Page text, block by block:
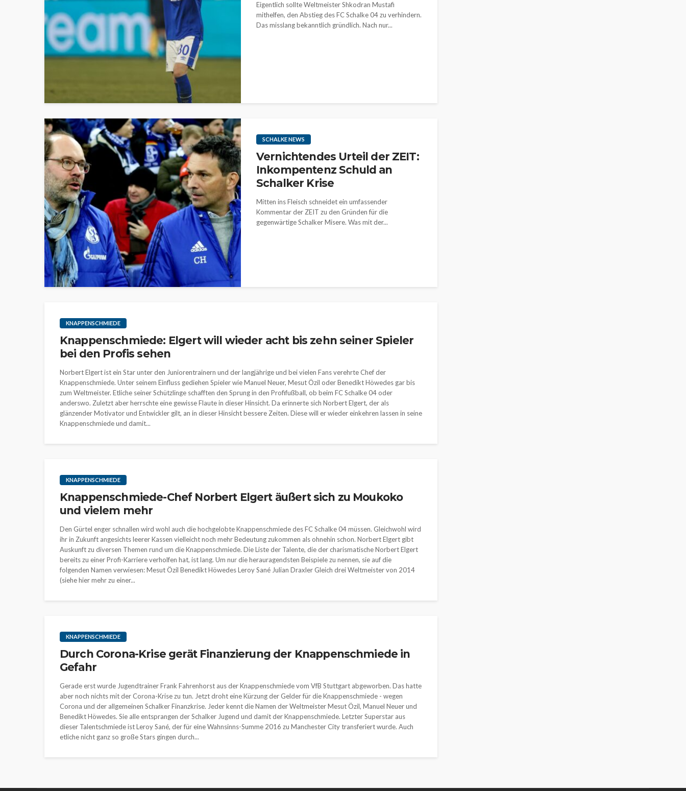
Eigentlich sollte Weltmeister Shkodran Mustafi
mithelfen, den Abstieg des FC Schalke 04 zu verhindern.
Das misslang bekanntlich gründlich. Nach nur...
SCHALKE NEWS
Vernichtendes Urteil der ZEIT:
Inkompentenz Schuld an
Schalker Krise
Mitten ins Fleisch schneidet ein umfassender
Kommentar der ZEIT zu den Gründen für die
gegenwärtige Schalker Misere. Was mit der...
KNAPPENSCHMIEDE
Knappenschmiede: Elgert will wieder acht bis zehn seiner Spieler
bei den Profis sehen
Norbert Elgert ist ein Star unter den Juniorentrainern und der langjährige und bei vielen Fans verehrte Chef der
Knappenschmiede. Unter seinem Einfluss gediehen Spieler wie Manuel Neuer, Mesut Özil oder Benedikt Höwedes gar bis
zum Weltmeister. Etliche seiner Schützlinge schafften den Sprung in den Profifußball, ob beim FC Schalke 04 oder
anderswo. Zuletzt aber herrschte eine gewisse Flaute in dieser Hinsicht. Da erinnerte sich Norbert Elgert, der als
glänzender Motivator und Entwickler gilt, an in dieser Hinsicht bessere Zeiten. Diese will er wieder einkehren lassen in seine
Knappenschmiede und damit...
KNAPPENSCHMIEDE
Knappenschmiede-Chef Norbert Elgert äußert sich zu Moukoko
und vielem mehr
Den Gürtel enger schnallen wird wohl auch die hochgelobte Knappenschmiede des FC Schalke 04 müssen. Gleichwohl wird
ihr in Zukunft angesichts leerer Kassen vielleicht noch mehr Bedeutung zukommen als ohnehin schon. Norbert Elgert gibt
Auskunft zu diversen Themen rund um die Knappenschmiede. Die Liste der Talente, die der charismatische Norbert Elgert
bereits zu einer Profi-Karriere verholfen hat, ist lang. Um nur die herauragendsten Beispiele zu nennen, sie auf die
folgenden Namen verwiesen: Mesut Özil Benedikt Höwedes Leroy Sané Julian Draxler Gleich drei Weltmeister von 2014
(siehe hier mehr zu einer...
KNAPPENSCHMIEDE
Durch Corona-Krise gerät Finanzierung der Knappenschmiede in
Gefahr
Gerade erst wurde Jugendtrainer Frank Fahrenhorst aus der Knappenschmiede vom VfB Stuttgart abgeworben. Das hatte
aber noch nichts mit der Corona-Krise zu tun. Jetzt droht eine Kürzung der Gelder für die Knappenschmiede - wegen
Corona und der allgemeinen Schalker Finanzkrise. Jeder kennt die Namen der Weltmeister Mesut Özil, Manuel Neuer und
Benedikt Höwedes. Sie alle entsprangen der Schalker Jugend und damit der Knappenschmiede. Letzter Superstar aus
dieser Talentschmiede ist Leroy Sané, der für eine Wahnsinns-Summe 2016 zu Manchester City transferiert wurde. Auch
etliche nicht ganz so große Stars gingen durch...